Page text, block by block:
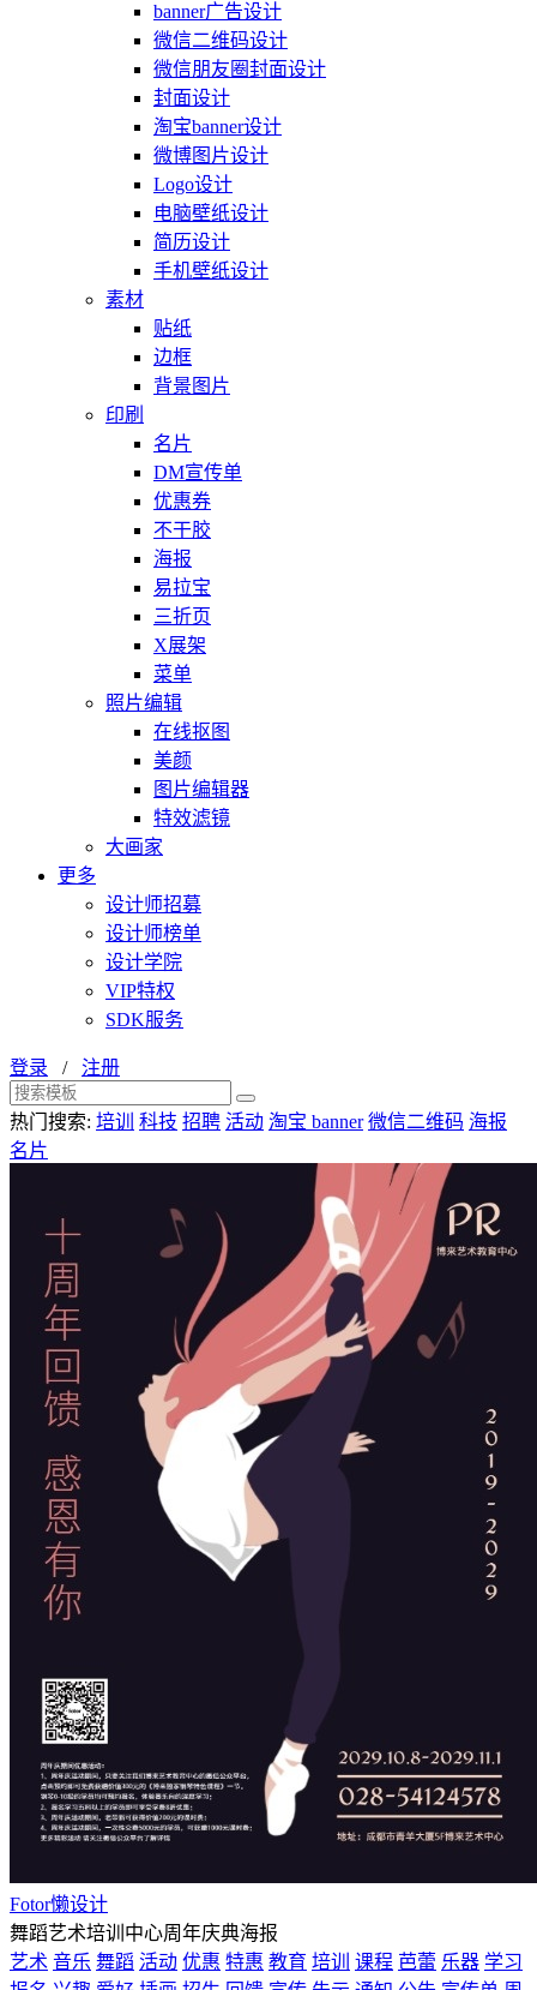
banner广告设计
微信二维码设计
微信朋友圈封面设计
封面设计
淘宝banner设计
微博图片设计
Logo设计
电脑壁纸设计
简历设计
手机壁纸设计
素材
贴纸
边框
背景图片
印刷
名片
DM宣传单
优惠券
不干胶
海报
易拉宝
三折页
X展架
菜单
照片编辑
在线抠图
美颜
图片编辑器
特效滤镜
大画家
更多
设计师招募
设计师榜单
设计学院
VIP特权
SDK服务
登录 / 注册
热门搜索: 培训 科技 招聘 活动 淘宝 banner 微信二维码 海报
名片
Fotor懒设计
舞蹈艺术培训中心周年庆典海报
艺术 音乐 舞蹈 活动 优惠 特惠 教育 培训 课程 芭蕾 乐器 学习